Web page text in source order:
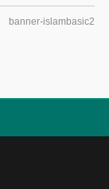
banner-islambasic2